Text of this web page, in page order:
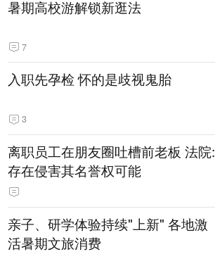
暑期高校游解锁新逛法
7
入职先孕检 怀的是歧视鬼胎
3
离职员工在朋友圈吐槽前老板 法院:
存在侵害其名誉权可能
亲子、研学体验持续"上新" 各地激
活暑期文旅消费